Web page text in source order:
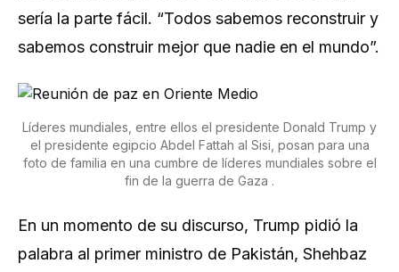
sería la parte fácil. “Todos sabemos reconstruir y
sabemos construir mejor que nadie en el mundo”.
Líderes mundiales, entre ellos el presidente Donald Trump y
el presidente egipcio Abdel Fattah al Sisi, posan para una
foto de familia en una cumbre de líderes mundiales sobre el
fin de la guerra de Gaza .
En un momento de su discurso, Trump pidió la
palabra al primer ministro de Pakistán, Shehbaz